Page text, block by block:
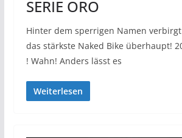
SERIE ORO
Hinter dem sperrigen Namen
das stärkste Naked Bike überhaupt!
! Wahn! Anders lässt es
Weiterlesen